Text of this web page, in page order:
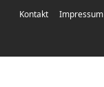
Kontakt Impressum